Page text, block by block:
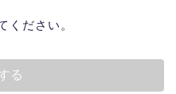
ください。